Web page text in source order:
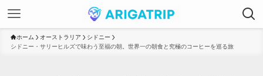
ホーム オーストラリア
シドニー
シドニー・サリーヒルズで味わう至福の朝。世界一の朝食と究極のコーヒーを巡る旅